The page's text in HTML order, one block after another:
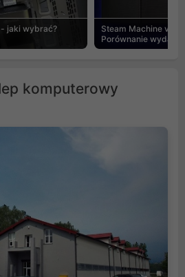
jaki wybrać?
Steam Machine vs
Porównanie
komputerowy